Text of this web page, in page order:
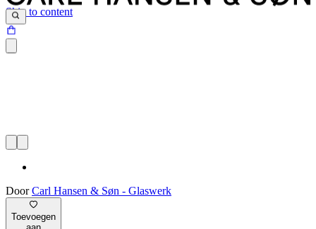
Skip to content
DoorCarl Hansen & Søn - Glaswerk
Toevoegen